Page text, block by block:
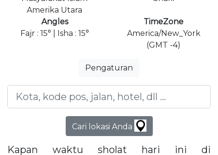
Amerika Utara
Angles
Fajr : 15° | Isha : 15°
TimeZone
America/New_York
(GMT -4)
Pengaturan
Cari lokasi Anda
Kapan waktu sholat hari ini di